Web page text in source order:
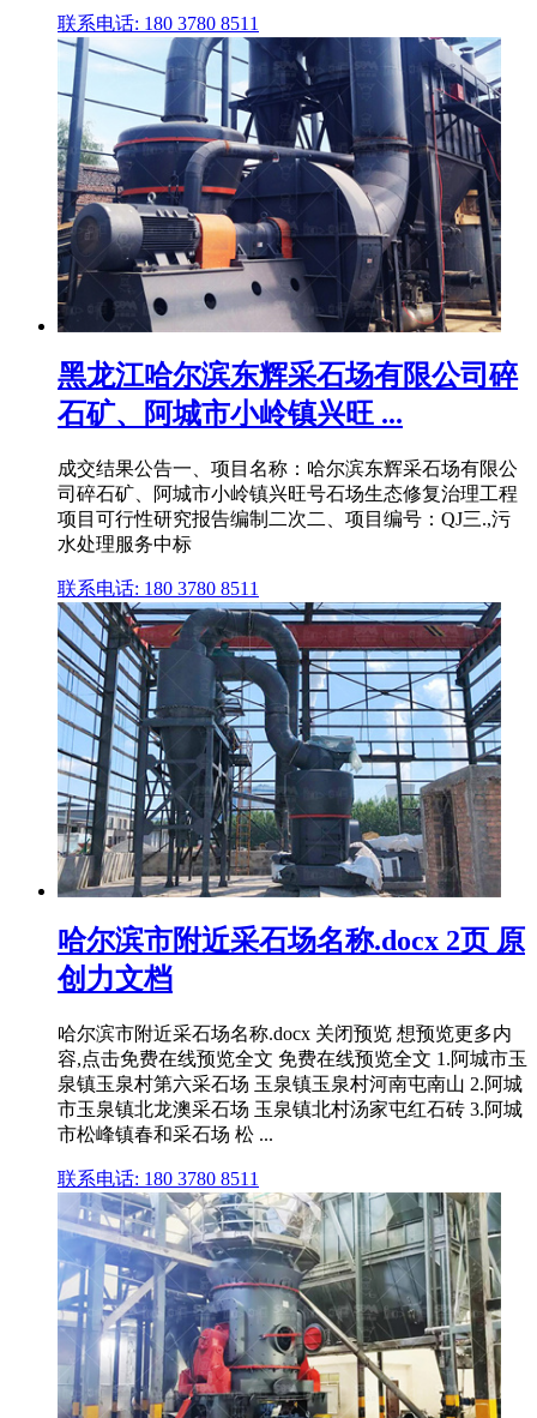
联系电话: 180 3780 8511
黑龙江哈尔滨东辉采石场有限公司碎
石矿、阿城市小岭镇兴旺 ...
成交结果公告一、项目名称：哈尔滨东辉采石场有限公
司碎石矿、阿城市小岭镇兴旺号石场生态修复治理工程
项目可行性研究报告编制二次二、项目编号：QJ三.,污
水处理服务中标
联系电话: 180 3780 8511
哈尔滨市附近采石场名称.docx 2页 原
创力文档
哈尔滨市附近采石场名称.docx 关闭预览 想预览更多内
容,点击免费在线预览全文 免费在线预览全文 1.阿城市玉
泉镇玉泉村第六采石场 玉泉镇玉泉村河南屯南山 2.阿城
市玉泉镇北龙澳采石场 玉泉镇北村汤家屯红石砖 3.阿城
市松峰镇春和采石场 松 ...
联系电话: 180 3780 8511